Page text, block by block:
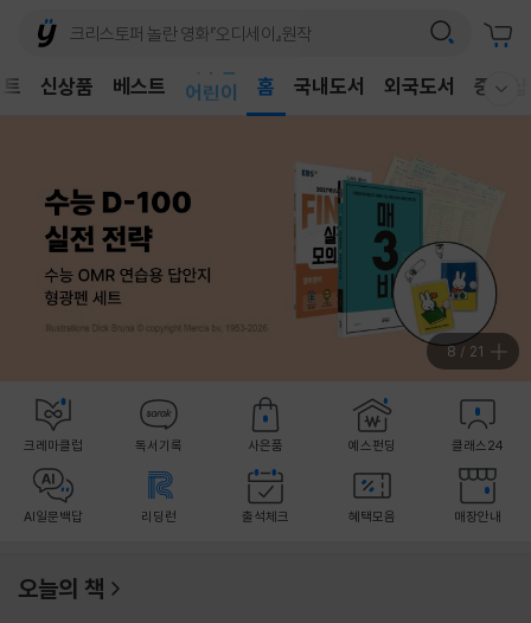
신상품 베스트
어린이
홈 국내도서 외국도서 중고샵
8 / 21
크레마클럽 독서기록 사은품 예스펀딩 클래스24
AI일문백답 리딩런 출석체크 혜택모음 매장안내
오늘의 책